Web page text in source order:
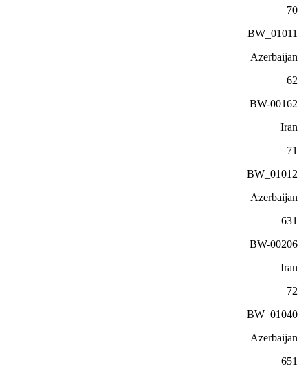
70
BW_01011
Azerbaijan
62
BW-00162
Iran
71
BW_01012
Azerbaijan
631
BW-00206
Iran
72
BW_01040
Azerbaijan
651